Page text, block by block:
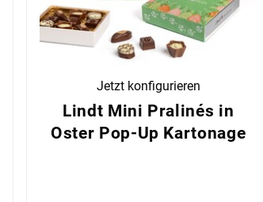
Jetzt konfigurieren
Lindt Mini Pralinés in
Oster Pop-Up Kartonage